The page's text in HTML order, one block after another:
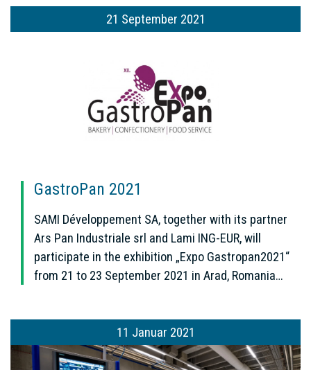
21 September 2021
GastroPan 2021
SAMI Développement SA, together with its partner
Ars Pan Industriale srl and Lami ING-EUR, will
participate in the exhibition „Expo Gastropan2021“
from 21 to 23 September 2021 in Arad, Romania…
11 Januar 2021